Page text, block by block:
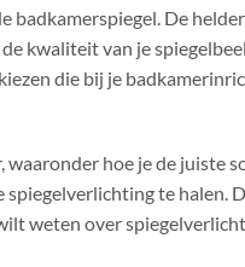
badkamerspiegel. De
kwaliteit van je
die bij je
waaronder hoe je de juiste
spiegelverlichting te halen.
weten over